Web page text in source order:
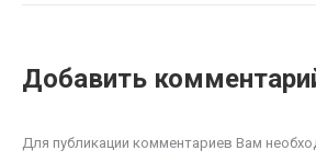
Добавить
Для публикации комментариев Вам